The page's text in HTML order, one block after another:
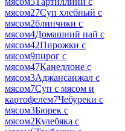
мясом27Суп хлебный с
мясом2блинчики с
мясом4Домашний пай с
мясом42Пирожки с
мясом9пирог с
мясом47Канеллоне с
мясом3Аджансанжал с
мясом7Суп с мясом и
картофелем7Чебуреки с
мясом3Бюрек с
мясом2Кулебяка с